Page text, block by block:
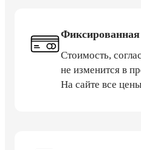
Фиксированная
Стоимость,
не изменится в
На сайте все